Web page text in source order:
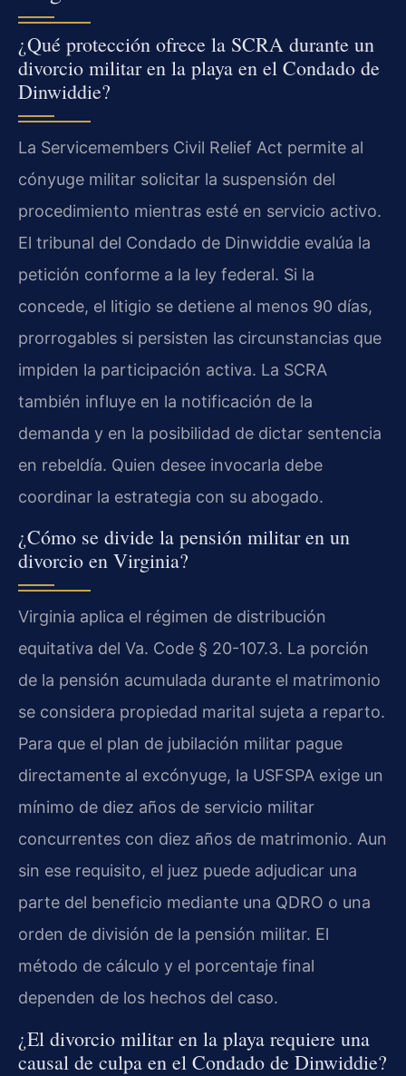
¿Qué protección ofrece la SCRA durante un
divorcio militar en la playa en el Condado de
Dinwiddie?
La Servicemembers Civil Relief Act permite al
cónyuge militar solicitar la suspensión del
procedimiento mientras esté en servicio activo.
El tribunal del Condado de Dinwiddie evalúa la
petición conforme a la ley federal. Si la
concede, el litigio se detiene al menos 90 días,
prorrogables si persisten las circunstancias que
impiden la participación activa. La SCRA
también influye en la notificación de la
demanda y en la posibilidad de dictar sentencia
en rebeldía. Quien desee invocarla debe
coordinar la estrategia con su abogado.
¿Cómo se divide la pensión militar en un
divorcio en Virginia?
Virginia aplica el régimen de distribución
equitativa del Va. Code § 20-107.3. La porción
de la pensión acumulada durante el matrimonio
se considera propiedad marital sujeta a reparto.
Para que el plan de jubilación militar pague
directamente al excónyuge, la USFSPA exige un
mínimo de diez años de servicio militar
concurrentes con diez años de matrimonio. Aun
sin ese requisito, el juez puede adjudicar una
parte del beneficio mediante una QDRO o una
orden de división de la pensión militar. El
método de cálculo y el porcentaje final
dependen de los hechos del caso.
¿El divorcio militar en la playa requiere una
causal de culpa en el Condado de Dinwiddie?